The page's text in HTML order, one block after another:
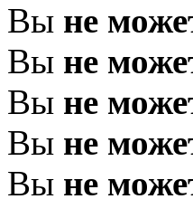
Вы не
Вы не
Вы не
Вы не
Вы не